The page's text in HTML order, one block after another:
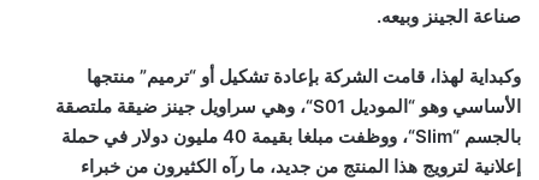
صناعة الجينز وبيعه.
وكبداية لهذا، قامت الشركة بإعادة تشكيل أو “ترميم” منتجها
الأساسي وهو “الموديل S01“، وهي سراويل جينز ضيقة ملتصقة
بالجسم “Slim
“، ووظفت مبلغا بقيمة 40 مليون دولار في حملة
إعلانية لترويج هذا المنتج من جديد، ما رآه الكثيرون من خبراء